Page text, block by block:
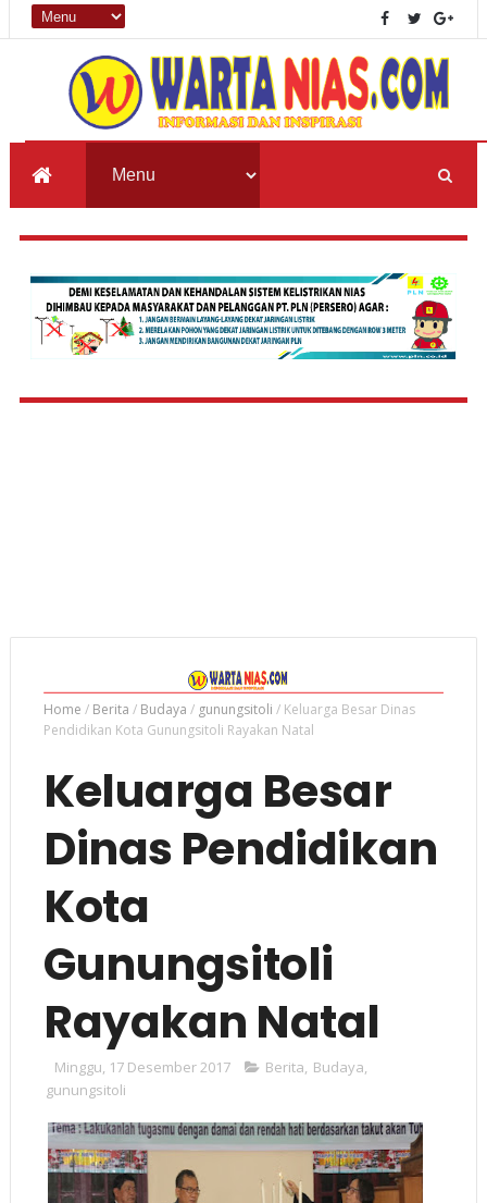
Home / Berita / Budaya / gunungsitoli / Keluarga Besar Dinas
Pendidikan Kota Gunungsitoli Rayakan Natal
Keluarga Besar
Dinas Pendidikan
Kota
Gunungsitoli
Rayakan Natal
Minggu, 17 Desember 2017 Berita, Budaya,
gunungsitoli